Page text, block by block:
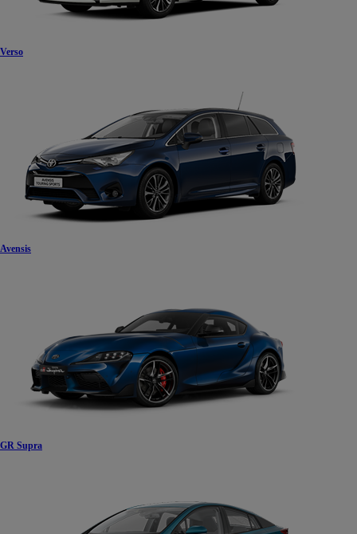
Verso
Avensis
GR Supra